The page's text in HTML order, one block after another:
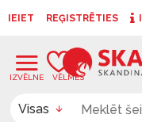
IEIET REĢISTRĒTIES
Visas